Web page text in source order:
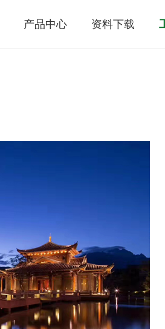
产品中心 资料下载